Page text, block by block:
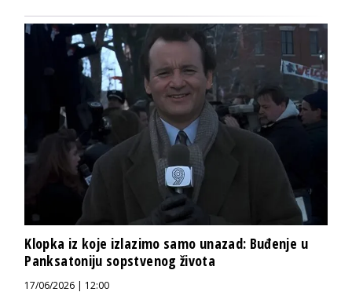
Klopka iz koje izlazimo samo unazad: Buđenje u
Panksatoniju sopstvenog života
17/06/2026 | 12:00